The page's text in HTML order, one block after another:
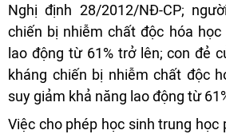
Nghị định 28/2012/NĐ-CP;
chiến bị nhiễm chất độc hóa
lao động từ 61% trở lên; con đẻ
kháng chiến bị nhiễm chất độc
suy giảm khả năng lao động từ
Việc cho phép học sinh trung học